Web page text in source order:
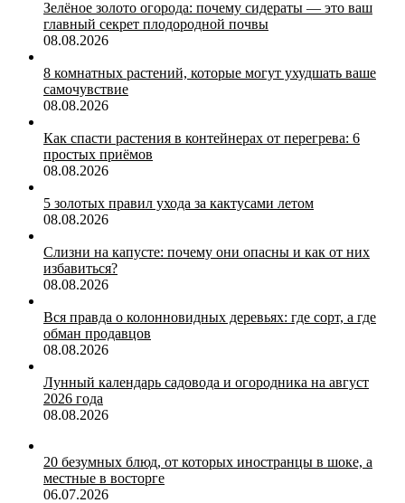
Зелёное золото огорода: почему сидераты — это ваш
главный секрет плодородной почвы
08.08.2026
8 комнатных растений, которые могут ухудшать ваше
самочувствие
08.08.2026
Как спасти растения в контейнерах от перегрева: 6
простых приёмов
08.08.2026
5 золотых правил ухода за кактусами летом
08.08.2026
Слизни на капусте: почему они опасны и как от них
избавиться?
08.08.2026
Вся правда о колонновидных деревьях: где сорт, а где
обман продавцов
08.08.2026
Лунный календарь садовода и огородника на август
2026 года
08.08.2026
20 безумных блюд, от которых иностранцы в шоке, а
местные в восторге
06.07.2026